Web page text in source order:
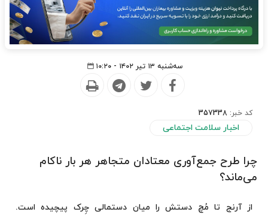
سه‌شنبه ۱۳ تیر ۱۴۰۲ - ۱۰:۲۰
کد خبر: 357338
اخبار سلامت اجتماعی
چرا طرح جمع‌آوری معتادان متجاهر هر بار ناکام
می‌ماند؟
از آرنج تا مُچ‌ دستش را میان دستمالی چِرک پیچیده است.